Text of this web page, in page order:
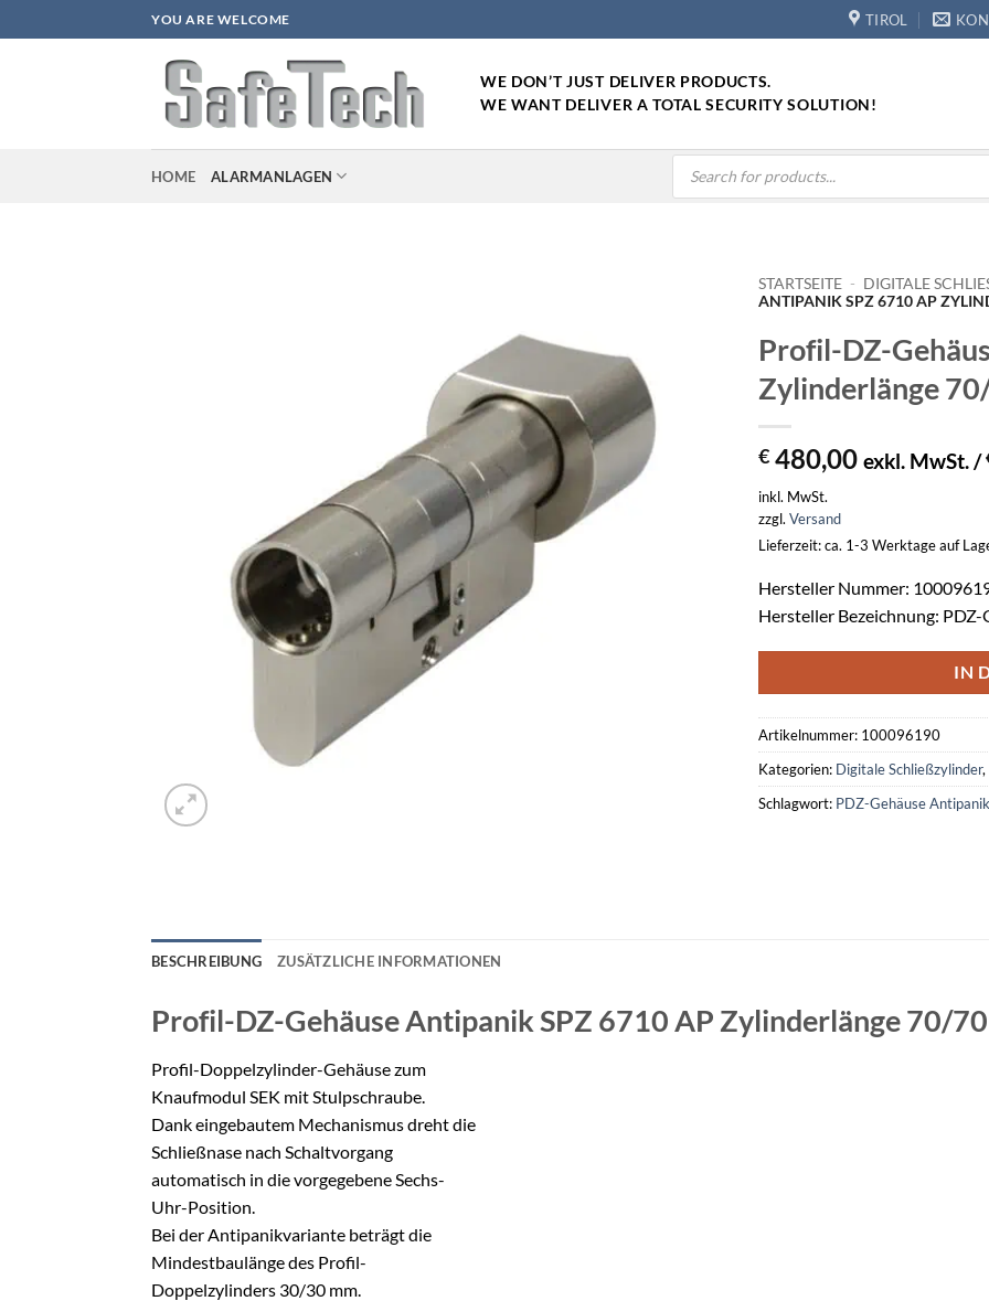
Inhalt
YOU ARE WELCOME TIROL
WE DON’T JUST DELIVER PRODUCTS.
WE WANT DELIVER A TOTAL SECURITY SOLUTION!
HOME ALARMANLAGEN
Products
search
STARTSEITE - DIGITALE
ANTIPANIK SPZ 6710 AP
Profil-DZ-
Zylinderlänge
€ 480,00 exkl. MwSt. /
inkl. MwSt.
zzgl. Versand
Lieferzeit: ca. 1-3 Werktage auf
Hersteller Nummer:
Hersteller Bezeichnung:
IN
Artikelnummer: 100096190
Kategorien: Digitale Schließzylinder,
Schlagwort: PDZ-Gehäuse
BESCHREIBUNG ZUSÄTZLICHE INFORMATIONEN
Profil-DZ-Gehäuse Antipanik SPZ 6710 AP Zylinderlänge 70/
Profil-Doppelzylinder-Gehäuse zum
Knaufmodul SEK mit Stulpschraube.
Dank eingebautem Mechanismus dreht die
Schließnase nach Schaltvorgang
automatisch in die vorgegebene Sechs-
Uhr-Position.
Bei der Antipanikvariante beträgt die
Mindestbaulänge des Profil-
Doppelzylinders 30/30 mm.